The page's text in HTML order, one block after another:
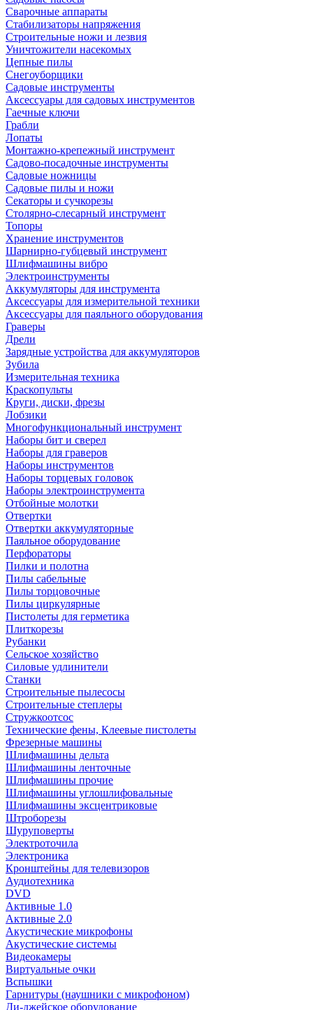
Сварочные аппараты
Стабилизаторы напряжения
Строительные ножи и лезвия
Уничтожители насекомых
Цепные пилы
Снегоуборщики
Садовые инструменты
Аксессуары для садовых инструментов
Гаечные ключи
Грабли
Лопаты
Монтажно-крепежный инструмент
Садово-посадочные инструменты
Садовые ножницы
Садовые пилы и ножи
Секаторы и сучкорезы
Столярно-слесарный инструмент
Топоры
Хранение инструментов
Шарнирно-губцевый инструмент
Шлифмашины вибро
Электроинструменты
Аккумуляторы для инструмента
Аксессуары для измерительной техники
Аксессуары для паяльного оборудования
Граверы
Дрели
Зарядные устройства для аккумуляторов
Зубила
Измерительная техника
Краскопульты
Круги, диски, фрезы
Лобзики
Многофункциональный инструмент
Наборы бит и сверел
Наборы для граверов
Наборы инструментов
Наборы торцевых головок
Наборы электроинструмента
Отбойные молотки
Отвертки
Отвертки аккумуляторные
Паяльное оборудование
Перфораторы
Пилки и полотна
Пилы сабельные
Пилы торцовочные
Пилы циркулярные
Пистолеты для герметика
Плиткорезы
Рубанки
Сельское хозяйство
Силовые удлинители
Станки
Строительные пылесосы
Строительные степлеры
Стружкоотсос
Технические фены, Клеевые пистолеты
Фрезерные машины
Шлифмашины дельта
Шлифмашины ленточные
Шлифмашины прочие
Шлифмашины углошлифовальные
Шлифмашины эксцентриковые
Штроборезы
Шуруповерты
Электроточила
Электроника
Кронштейны для телевизоров
Аудиотехника
DVD
Активные 1.0
Активные 2.0
Акустические микрофоны
Акустические системы
Видеокамеры
Виртуальные очки
Вспышки
Гарнитуры (наушники с микрофоном)
Ди-джейское оборудование